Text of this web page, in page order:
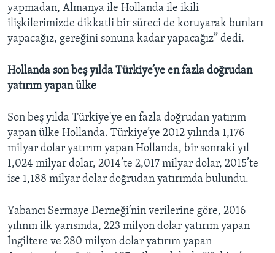
yapmadan, Almanya ile Hollanda ile ikili
ilişkilerimizde dikkatli bir süreci de koruyarak bunları
yapacağız, gereğini sonuna kadar yapacağız” dedi.
Hollanda son beş yılda Türkiye’ye en fazla doğrudan
yatırım yapan ülke
Son beş yılda Türkiye'ye en fazla doğrudan yatırım
yapan ülke Hollanda. Türkiye’ye 2012 yılında 1,176
milyar dolar yatırım yapan Hollanda, bir sonraki yıl
1,024 milyar dolar, 2014’te 2,017 milyar dolar, 2015’te
ise 1,188 milyar dolar doğrudan yatırımda bulundu.
Yabancı Sermaye Derneği’nin verilerine göre, 2016
yılının ilk yarısında, 223 milyon dolar yatırım yapan
İngiltere ve 280 milyon dolar yatırım yapan